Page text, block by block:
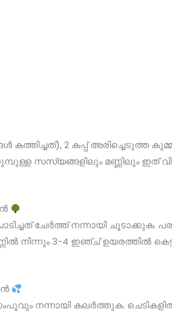
കത്തിച്ചത്), 2 കപ്പ് അരിച്ചെടുത്ത
സസ്യങ്ങളിലും മണ്ണിലും ഇത്
ചേർത്ത് നന്നായി ചൂടാക്കുക.
നിന്നും 3-4 ഇഞ്ച് ഉയരത്തിൽ
നന്നായി കലർത്തുക.